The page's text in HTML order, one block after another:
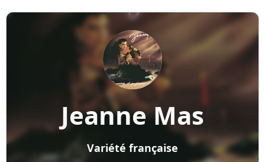
Jeanne Mas
Variété française